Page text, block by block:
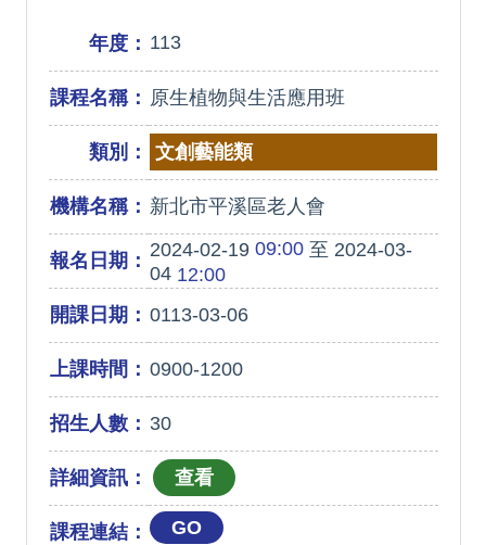
年度： 113
課程名稱： 原生植物與生活應用班
類別： 文創藝能類
機構名稱： 新北市平溪區老人會
報名日期： 2024-02-1909:00至 2024-03-
0412:00
開課日期： 0113-03-06
上課時間： 0900-1200
招生人數： 30
詳細資訊：
課程連結： GO